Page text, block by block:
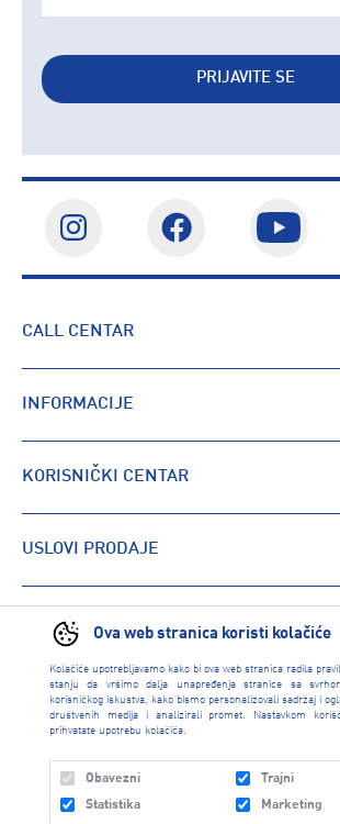
Ova web stranica koristi kolačiće
Kolačiće upotrebljavamo kako bi ova web stranica radila
stanju da vršimo dalja unapređenja stranice sa
korisničkog iskustva, kako bismo personalizovali sadržaj i
društvenih medija i analizirali promet. Nastavkom
prihvatate upotrebu kolačića.
Obavezni
Trajni
Statistika
Marketing
PRIJAVITE SE
CALL CENTAR
INFORMACIJE
KORISNIČKI CENTAR
USLOVI PRODAJE
PRONAĐI RADNJU